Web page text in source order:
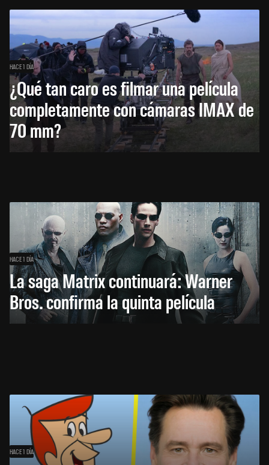
HACE 1 DÍA
¿Qué tan caro es filmar una película
completamente con cámaras IMAX de
70 mm?
HACE 1 DÍA
La saga Matrix continuará: Warner
Bros. confirma la quinta película
HACE 1 DÍA